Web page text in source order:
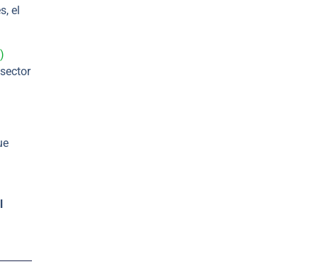
el